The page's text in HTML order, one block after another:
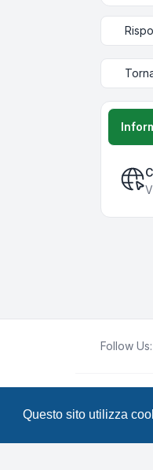
Questo sito utilizza
Follow Us: